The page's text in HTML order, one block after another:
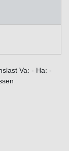
Va: - Ha: -